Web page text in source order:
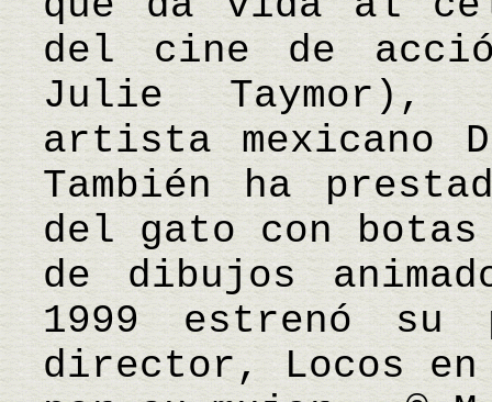
del cine de
Julie Taymor),
artista mexicano
También ha
del gato con
de dibujos
1999 estrenó su
director, Locos en